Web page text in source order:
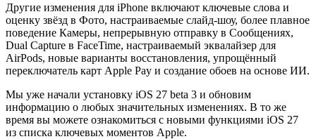
Другие изменения для iPhone включают ключевые слова и
оценку звёзд в Фото, настраиваемые слайд-шоу, более плавное
поведение Камеры, непрерывную отправку в Сообщениях,
Dual Capture в FaceTime, настраиваемый эквалайзер для
AirPods, новые варианты восстановления, упрощённый
переключатель карт Apple Pay и создание обоев на основе ИИ.
Мы уже начали установку iOS 27 beta 3 и обновим
информацию о любых значительных изменениях. В то же
время вы можете ознакомиться с новыми функциями iOS 27
из списка ключевых моментов Apple.